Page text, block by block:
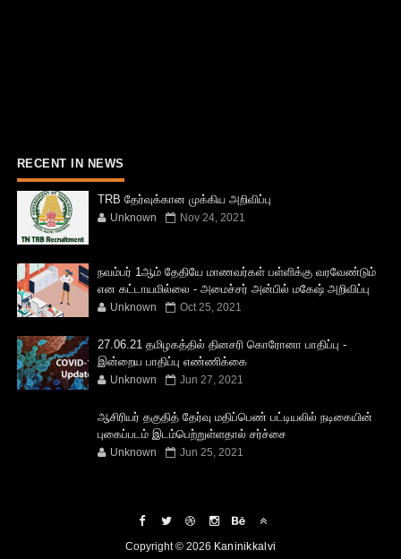
RECENT IN NEWS
TRB தேர்வுக்கான முக்கிய அறிவிப்பு
Unknown Nov 24, 2021
நவம்பர் 1ஆம் தேதியே மாணவர்கள் பள்ளிக்கு வரவேண்டும்
என கட்டாயமில்லை - அமைச்சர் அன்பில் மகேஷ் அறிவிப்பு
Unknown Oct 25, 2021
27.06.21 தமிழகத்தில் தினசரி கொரோனா பாதிப்பு -
இன்றைய பாதிப்பு எண்ணிக்கை
Unknown Jun 27, 2021
ஆசிரியர் தகுதித் தேர்வு மதிப்பெண் பட்டியலில் நடிகையின்
புகைப்படம் இடம்பெற்றுள்ளதால் சர்ச்சை
Unknown Jun 25, 2021
Copyright © 2026 Kaninikkalvi